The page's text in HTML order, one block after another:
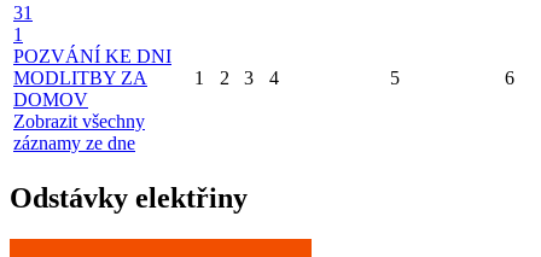
31
1
POZVÁNÍ KE DNI
MODLITBY ZA
DOMOV
Zobrazit všechny
záznamy ze dne
1 2 3 4 5 6
Odstávky elektřiny